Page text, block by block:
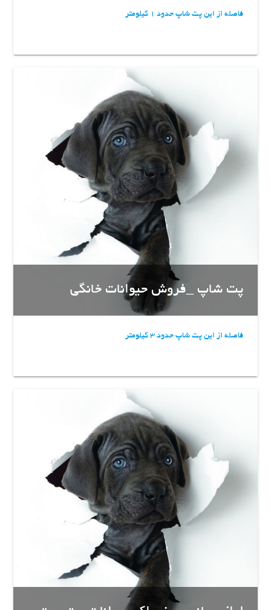
فاصله از این پت شاپ حدود 1 کیلومتر
پت شاپ _فروش حیوانات خانگی
فاصله از این پت شاپ حدود 3 کیلومتر